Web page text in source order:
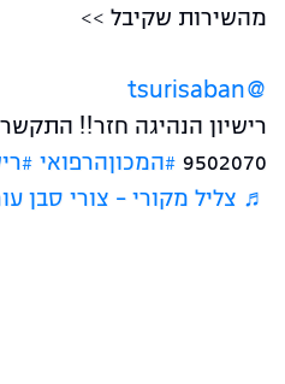
מהשירות שקיבל >>
@tsurisaban
9502070 #המכוןהרפואי
♬ צליל מקורי – צורי סבן